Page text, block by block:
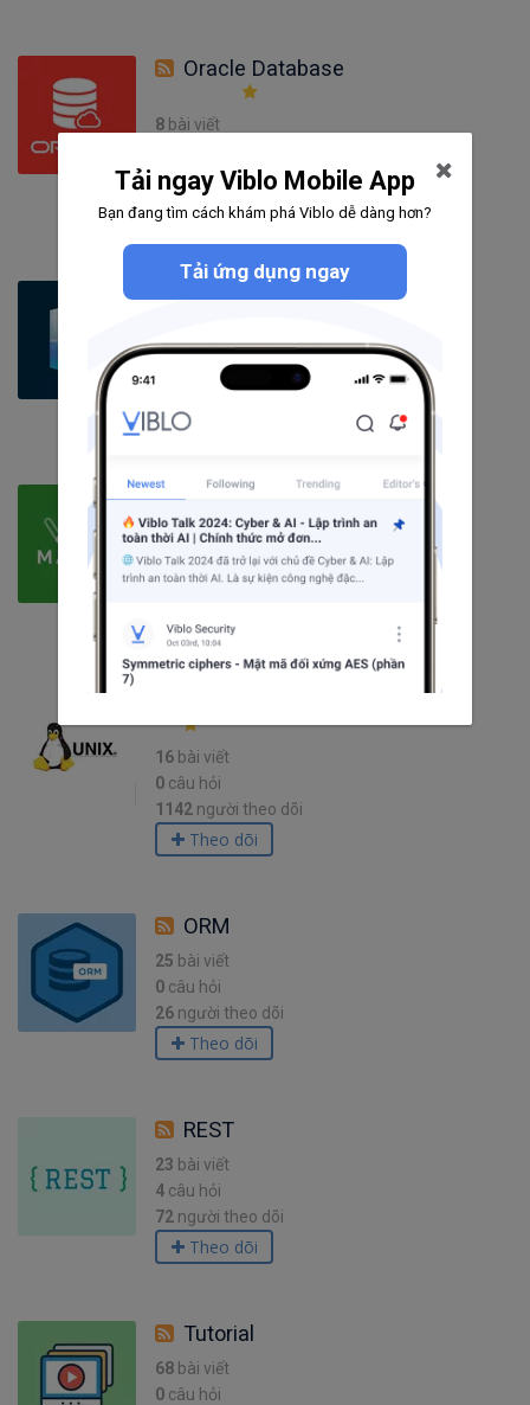
Oracle Database
8 bài viết
1236người theo dõi
Theo dõi
0câu hỏi
người theo dõi
Theo dõi
Maven
22bài viết
1câu hỏi
17người theo dõi
16 bài viết
0 câu hỏi
1142 người theo dõi
Theo dõi
ORM
25 bài viết
0 câu hỏi
26 người theo dõi
Theo dõi
REST
23 bài viết
4 câu hỏi
72 người theo dõi
Theo dõi
Tutorial
68 bài viết
0 câu hỏi
Tải ngay Viblo Mobile App
Bạn đang tìm cách khám phá Viblo dễ dàng hơn?
Tải ứng dụng ngay